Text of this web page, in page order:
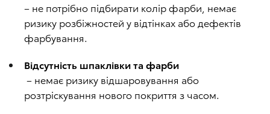
– не потрібно підбирати колір фарби, немає
ризику розбіжностей у відтінках або дефектів
фарбування.
Відсутність шпаклівки та фарби
– немає ризику відшаровування або
розтріскування нового покриття з часом.